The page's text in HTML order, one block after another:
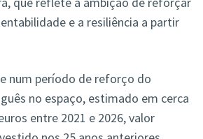
e a resiliência a partir
num período de reforço do
no espaço, estimado em cerca
entre 2021 e 2026, valor